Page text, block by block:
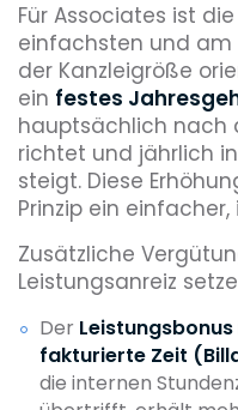
Für Associates ist
einfachsten und am
der Kanzleigröße
ein festes
hauptsächlich nach
richtet und jährlich
steigt. Diese
Prinzip ein
Zusätzliche
Leistungsanreiz
Der Leistungsbonus
fakturierte Zeit
die internen